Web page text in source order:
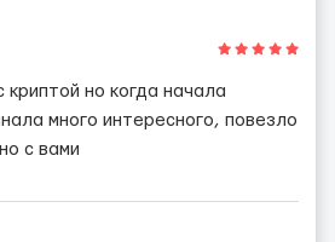
но когда начала
много интересного, повезло
с вами